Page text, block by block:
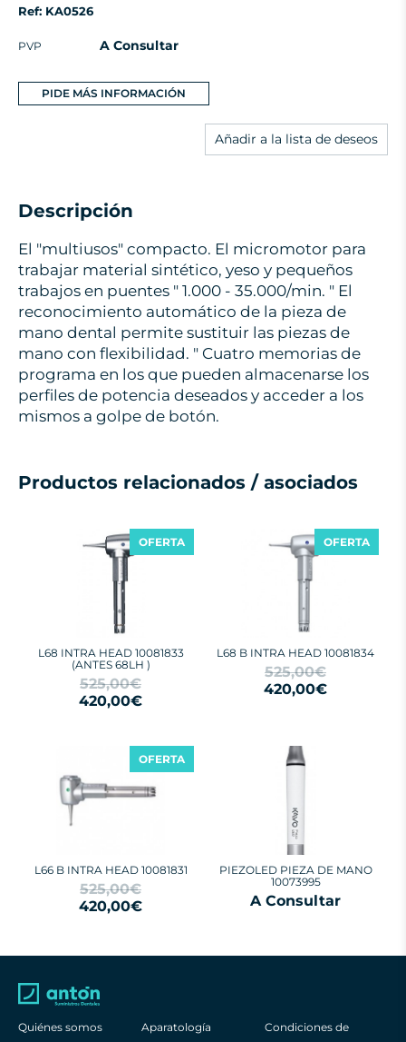
Ref: KA0526
PVP A Consultar
PIDE MÁS INFORMACIÓN
Añadir a la lista de deseos
Descripción
El "multiusos" compacto. El micromotor para
trabajar material sintético, yeso y pequeños
trabajos en puentes " 1.000 - 35.000/min. " El
reconocimiento automático de la pieza de
mano dental permite sustituir las piezas de
mano con flexibilidad. " Cuatro memorias de
programa en los que pueden almacenarse los
perfiles de potencia deseados y acceder a los
mismos a golpe de botón.
Productos relacionados / asociados
L68 INTRA HEAD 10081833
(ANTES 68LH )
525,00€
420,00€
OFERTA
L68 B INTRA HEAD 10081834
525,00€
420,00€
OFERTA
L66 B INTRA HEAD 10081831
525,00€
420,00€
OFERTA
PIEZOLED PIEZA DE MANO
10073995
A Consultar
Quiénes somos Aparatología
Condiciones de